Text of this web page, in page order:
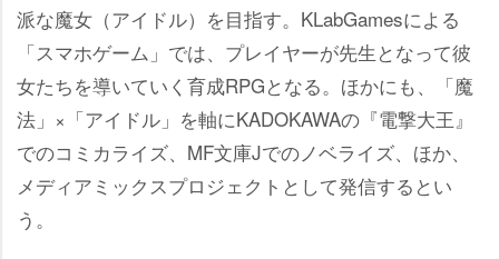
派な魔女（アイドル）を目指す。KLabGamesによる
「スマホゲーム」では、プレイヤーが先生となって彼
女たちを導いていく育成RPGとなる。ほかにも、「魔
法」×「アイドル」を軸にKADOKAWAの『電撃大王』
でのコミカライズ、MF文庫Jでのノベライズ、ほか、
メディアミックスプロジェクトとして発信するとい
う。